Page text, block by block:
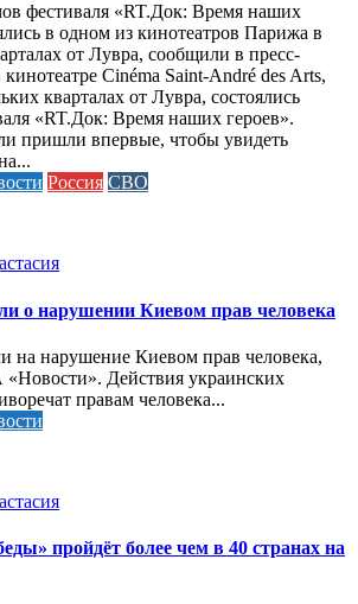
фестиваля «RT.Док: Время наших
в одном из кинотеатров Парижа в
от Лувра, сообщили в пресс-
Cinéma Saint-André des Arts,
кварталах от Лувра, состоялись
«RT.Док: Время наших героев».
пришли впервые, чтобы увидеть
Россия СВО
о нарушении Киевом прав человека
на нарушение Киевом прав человека,
Действия украинских
правам человека...
пройдёт более чем в 40 странах на